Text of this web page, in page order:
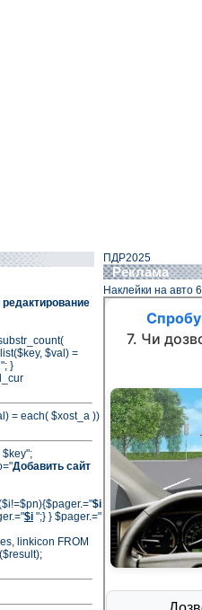
$val) =
}
= each( $xost_a ))
$key";
Добавить сайт
$i
$i ";} } $pager.="
linkicon FROM
ПДР2025
Реклама
Наклейки на авто 6